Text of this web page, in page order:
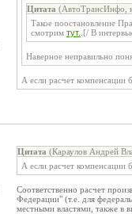
Цитата (АвтоТрансИнфо,
Такое поостановление
смотрим тут. .[/ В
Наверное неправильно
А если расчет компенсации
Цитата (Караулов Андрей
А если расчет компенсации
Соответственно расчет
Федерации" (т.е. для
местными властями, также в